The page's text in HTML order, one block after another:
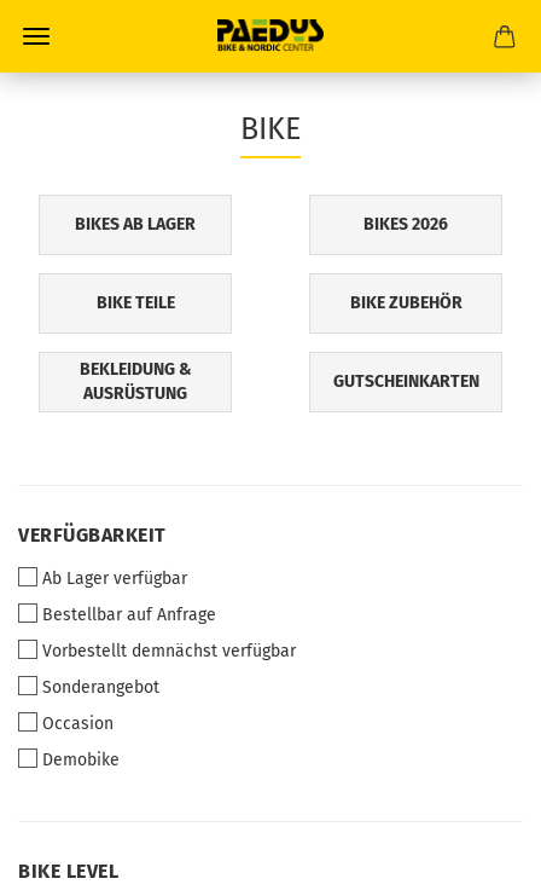
BIKE
BIKES AB LAGER BIKES 2026
BIKE TEILE BIKE ZUBEHÖR
BEKLEIDUNG &
AUSRÜSTUNG
GUTSCHEINKARTEN
VERFÜGBARKEIT
VERFÜGBARKEIT
Ab Lager verfügbar
Bestellbar auf Anfrage
Vorbestellt demnächst verfügbar
Sonderangebot
Occasion
Demobike
BIKE
BIKE LEVEL